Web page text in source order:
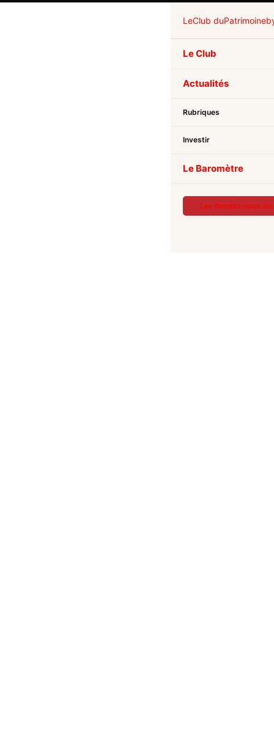
LeClub duPatrimoine
Le Club
Actualités
Rubriques
Investir
Le Baromètre
Les Rendez-vous